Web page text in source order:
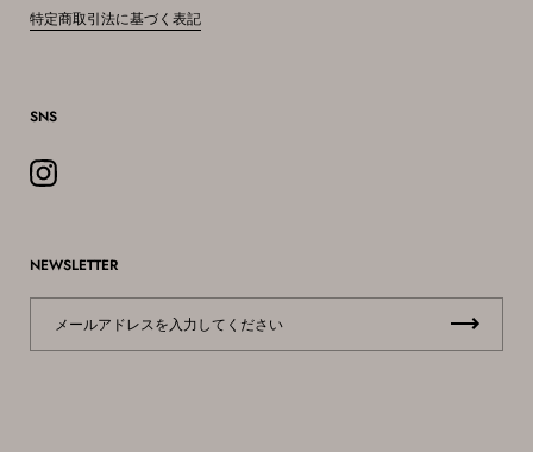
特定商取引法に基づく表記
SNS
Instagram
NEWSLETTER